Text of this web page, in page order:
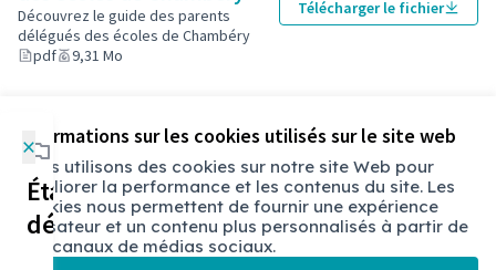
Informations sur les cookies utilisés sur le site web
Nous utilisons des cookies sur notre site Web pour
améliorer la performance et les contenus du site. Les
cookies nous permettent de fournir une expérience
utilisateur et un contenu plus personnalisés à partir de
nos canaux de médias sociaux.
siéger, ainsi que les spécificités chambériennes ;
🧑‍🏫 Présenter les acteurs de la communauté éducative
et le rôle de ces personnes ressources;
©atelier Go - Marion Pannier
Afin de répondre le mieux possible aux besoins des
principaux intéressés avec ce guide, celui-ci a été
(Lien externe)
Découvrez le guide des parents
délégués des écoles de Chambéry
pdf
9,31 Mo
Télécharger le fichier
Référence : chbry-PART-2025-09-100
Conditions d'utilisation
Paramètres des cookies
Chambéry sur X
Chambéry sur Facebook
Chambéry sur Instagram
×
Étapes de la
démarche